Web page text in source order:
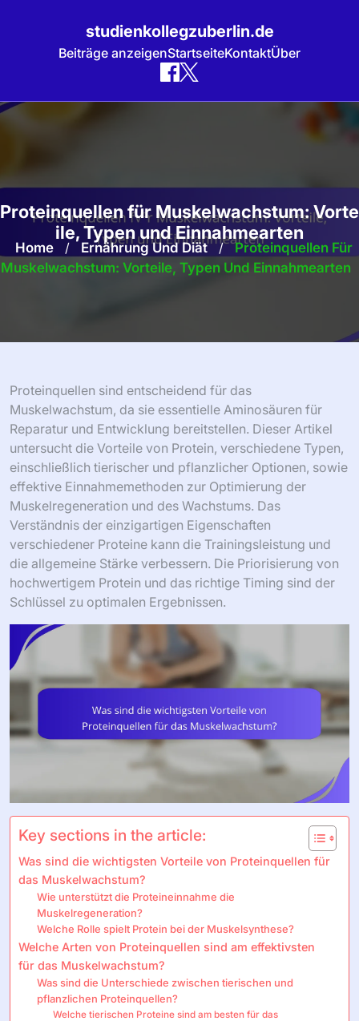
studienkollegzuberlin.de
Beiträge anzeigenStartseiteKontaktÜber
Skip
Proteinquellen für Muskelwachstum: Vorte
ile, Typen und Einnahmearten
Home / Ernährung Und Diät / Proteinquellen Für
Muskelwachstum: Vorteile, Typen Und Einnahmearten
Proteinquellen sind entscheidend für das
Muskelwachstum, da sie essentielle Aminosäuren für
Reparatur und Entwicklung bereitstellen. Dieser Artikel
untersucht die Vorteile von Protein, verschiedene Typen,
einschließlich tierischer und pflanzlicher Optionen, sowie
effektive Einnahmemethoden zur Optimierung der
Muskelregeneration und des Wachstums. Das
Verständnis der einzigartigen Eigenschaften
verschiedener Proteine kann die Trainingsleistung und
die allgemeine Stärke verbessern. Die Priorisierung von
hochwertigem Protein und das richtige Timing sind der
Schlüssel zu optimalen Ergebnissen.
Key sections in the article:
Was sind die wichtigsten Vorteile von Proteinquellen für
das Muskelwachstum?
Wie unterstützt die Proteineinnahme die
Muskelregeneration?
Welche Rolle spielt Protein bei der Muskelsynthese?
Welche Arten von Proteinquellen sind am effektivsten
für das Muskelwachstum?
Was sind die Unterschiede zwischen tierischen und
pflanzlichen Proteinquellen?
Welche tierischen Proteine sind am besten für das